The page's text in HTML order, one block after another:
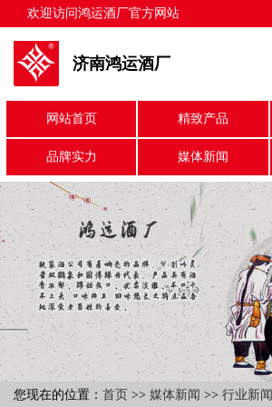
欢迎访问鸿运酒厂官方网站
济南鸿运酒厂
网站首页 精致产品
品牌实力 媒体新闻
您现在的位置： 首页 >> 媒体新闻 >> 行业新闻